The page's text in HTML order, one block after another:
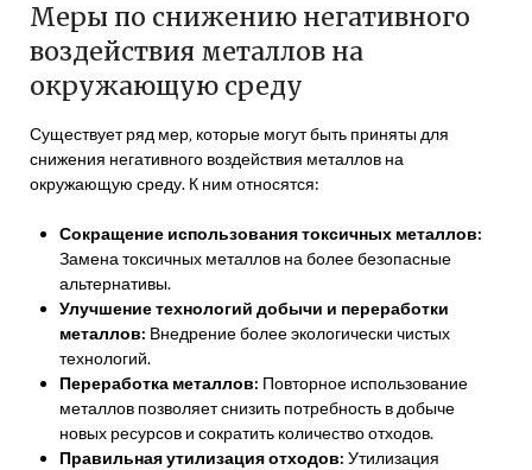
Меры по снижению негативного
воздействия металлов на
окружающую среду
Существует ряд мер‚ которые могут быть приняты для
снижения негативного воздействия металлов на
окружающую среду. К ним относятся:
Сокращение использования токсичных металлов:
Замена токсичных металлов на более безопасные
альтернативы.
Улучшение технологий добычи и переработки
металлов: Внедрение более экологически чистых
технологий.
Переработка металлов: Повторное использование
металлов позволяет снизить потребность в добыче
новых ресурсов и сократить количество отходов.
Правильная утилизация отходов: Утилизация